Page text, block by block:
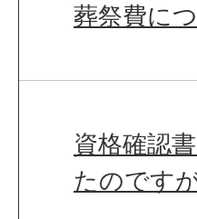
葬祭費に
資格確認
たのです